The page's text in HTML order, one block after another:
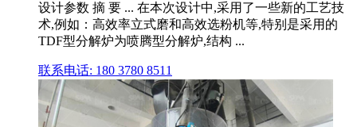
设计参数 摘 要 ... 在本次设计中,采用了一些新的工艺技
术,例如：高效率立式磨和高效选粉机等,特别是采用的
TDF型分解炉为喷腾型分解炉,结构 ...
联系电话: 180 3780 8511